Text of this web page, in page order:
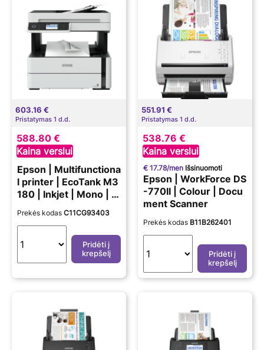
603.16 €
Pristatymas 1 d.d.
588.80 €
Kaina verslui
Epson | Multifunctiona
l printer | EcoTank M3
180 | Inkjet | Mono | Al
l-in-one | A4 | Wi-Fi |
Grey
Prekės kodas C11CG93403
Pridėti į
krepšelį
551.91 €
Pristatymas 1 d.d.
538.76 €
Kaina verslui
€ 17.78/menIšsinuomoti
Epson | WorkForce DS
-770II | Colour | Docu
ment Scanner
Prekės kodas B11B262401
Pridėti į
krepšelį